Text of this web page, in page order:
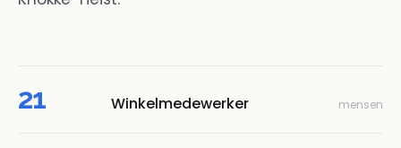
21 Winkelmedewerker mensen